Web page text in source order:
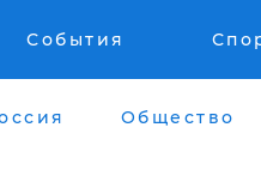
События
Общество